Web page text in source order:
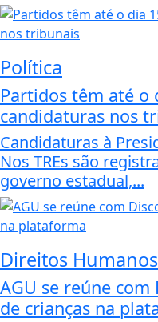
Política
Partidos têm até o
candidaturas nos
Candidaturas à
Nos TREs são
governo estadual,...
Direitos Humanos
AGU se reúne
de crianças na